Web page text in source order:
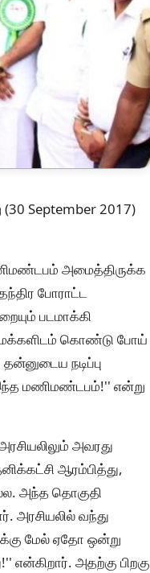
September 2017)
அமைத்திருக்க
போராட்ட
படமாக்கி
மக்களிடம் கொண்டு போய்
நடிப்பு
மணிமண்டபம்!'' என்று
அவரது
ஆரம்பித்து,
அந்த தொகுதி
அரசியலில் வந்து
மேல் ஏதோ ஒன்று
என்கிறார். அதற்கு பிறகு